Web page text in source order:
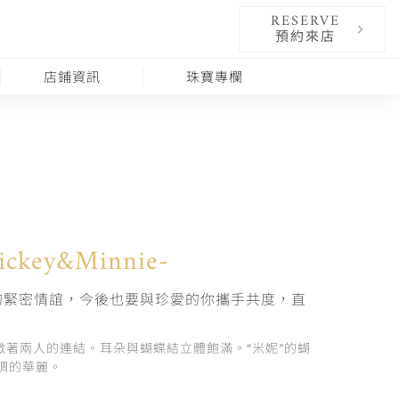
RESERVE
預約來店
店鋪資訊 珠寶專欄
密情誼，今後也要與珍愛的你攜手共度，直
兩人的連結。耳朵與蝴蝶結立體飽滿。“米妮”的蝴
華麗。